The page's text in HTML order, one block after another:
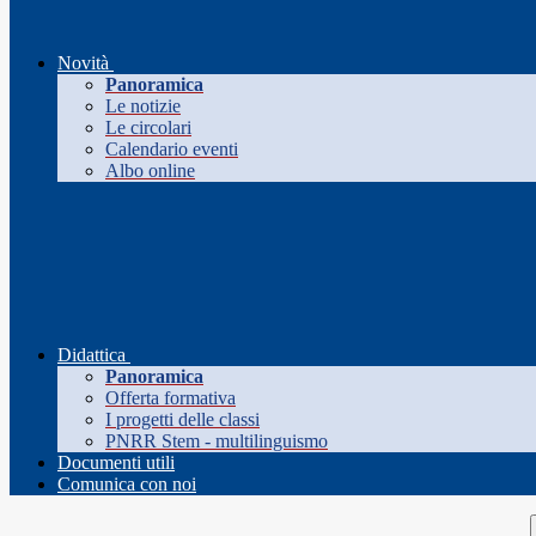
Novità
Panoramica
Le notizie
Le circolari
Calendario eventi
Albo online
Didattica
Panoramica
Offerta formativa
I progetti delle classi
PNRR Stem - multilinguismo
Documenti utili
Comunica con noi